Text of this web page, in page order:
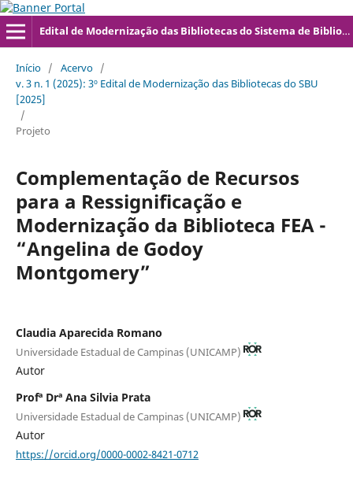
Edital de Modernização das Bibliotecas do Sistema de Bibliotecas da UNICAMP
Início / Acervo /
v. 3 n. 1 (2025): 3º Edital de Modernização das Bibliotecas do SBU
[2025]
/
Projeto
Complementação de Recursos
para a Ressignificação e
Modernização da Biblioteca FEA -
“Angelina de Godoy
Montgomery”
Claudia Aparecida Romano
Universidade Estadual de Campinas (UNICAMP)
Autor
Profª Drª Ana Silvia Prata
Universidade Estadual de Campinas (UNICAMP)
Autor
https://orcid.org/0000-0002-8421-0712